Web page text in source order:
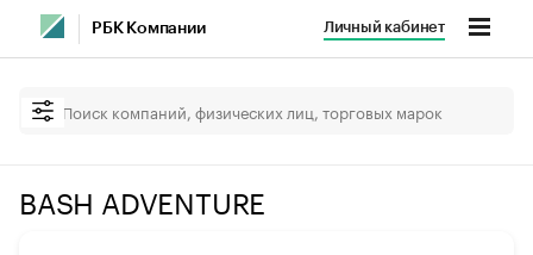
РБК Компании Личный кабинет
BASH ADVENTURE